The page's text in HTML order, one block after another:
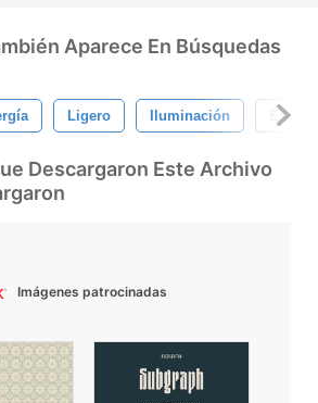
Aparece En Búsquedas
Ligero Iluminación
Descargaron Este Archivo
Imágenes patrocinadas